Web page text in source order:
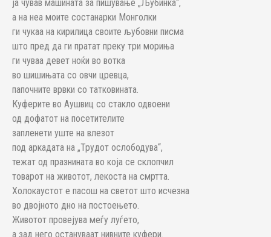
ја чував машината за пишување „Љубинка“,
а на неа моите состанарки Монголки
ги чукаа на кирилица своите љубовни писма
што пред да ги пратат преку три мориња
ги чуваа девет ноќи во вотка
во шишињата со овчи цревца,
папочните врвки со татковината.
Куферите во Аушвиц со стакло одвоени
од дофатот на посетителите
запленети уште на влезот
под аркадата на „Трудот ослободува“,
тежат од празнината во која се склопчил
товарот на животот, лекоста на смртта.
Холокаустот е пасош на светот што исчезна
во двојното дно на постоењето.
Животот провејува меѓу луѓето,
а зад него остануваат нивните куфери.